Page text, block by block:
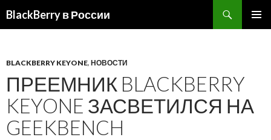
BlackBerry в России
BLACKBERRY KEYONE, НОВОСТИ
ПРЕЕМНИК BLACKBERRY
KEYONE ЗАСВЕТИЛСЯ НА
GEEKBENCH